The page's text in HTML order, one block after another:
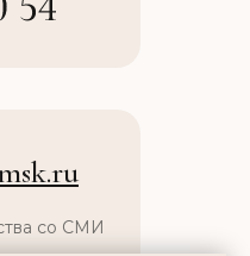
со СМИ